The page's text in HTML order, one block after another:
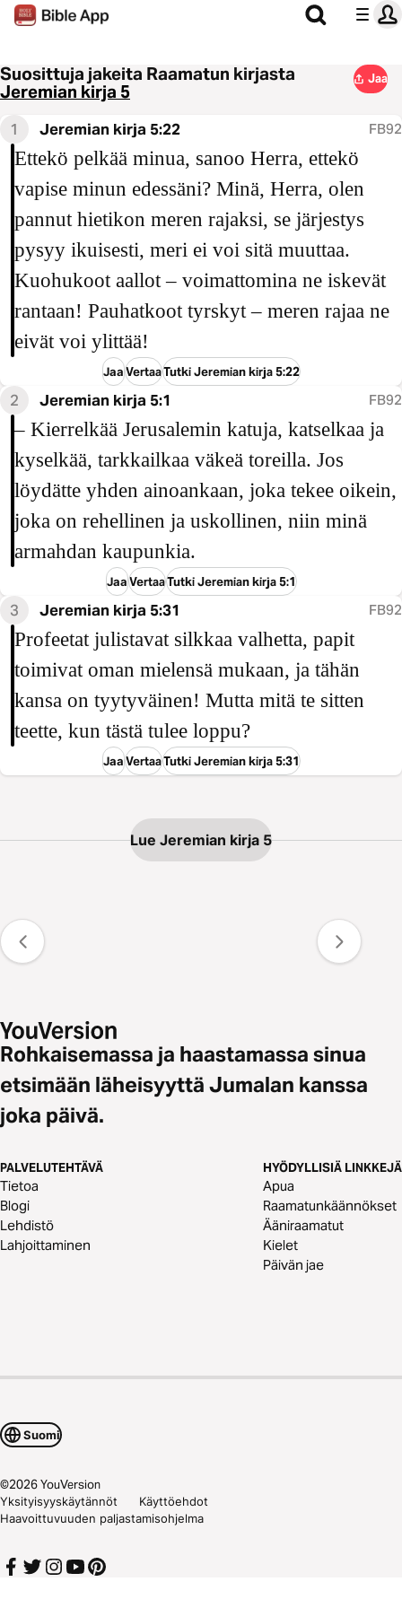
Suosittuja jakeita Raamatun kirjasta
Jeremian kirja 5
Jaa
1 Jeremian kirja 5:22 FB92
Ettekö pelkää minua, sanoo Herra, ettekö
vapise minun edessäni? Minä, Herra, olen
pannut hietikon meren rajaksi, se järjestys
pysyy ikuisesti, meri ei voi sitä muuttaa.
Kuohukoot aallot – voimattomina ne iskevät
rantaan! Pauhatkoot tyrskyt – meren rajaa ne
eivät voi ylittää!
JaaVertaaTutki Jeremian kirja 5:22
2 Jeremian kirja 5:1 FB92
– Kierrelkää Jerusalemin katuja, katselkaa ja
kyselkää, tarkkailkaa väkeä toreilla. Jos
löydätte yhden ainoankaan, joka tekee oikein,
joka on rehellinen ja uskollinen, niin minä
armahdan kaupunkia.
JaaVertaaTutki Jeremian kirja 5:1
3 Jeremian kirja 5:31 FB92
Profeetat julistavat silkkaa valhetta, papit
toimivat oman mielensä mukaan, ja tähän
kansa on tyytyväinen! Mutta mitä te sitten
teette, kun tästä tulee loppu?
JaaVertaaTutki Jeremian kirja 5:31
Lue Jeremian kirja 5
Rohkaisemassa ja haastamassa sinua
etsimään läheisyyttä Jumalan kanssa
joka päivä.
PALVELUTEHTÄVÄ
Tietoa
Blogi
Lehdistö
Lahjoittaminen
HYÖDYLLISIÄ LINKKEJÄ
Apua
Raamatunkäännökset
Ääniraamatut
Kielet
Päivän jae
Suomi
©2026YouVersion
Yksityisyyskäytännöt
Käyttöehdot
Haavoittuvuuden paljastamisohjelma